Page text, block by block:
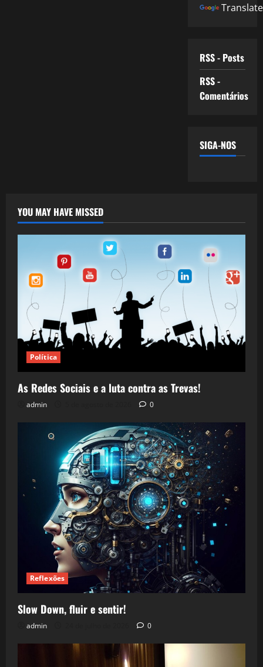
Translate
RSS - Posts
RSS -
Comentários
SIGA-NOS
YOU MAY HAVE MISSED
Política
As Redes Sociais e a luta contra as Trevas!
admin 0
Reflexões
Slow Down, fluir e sentir!
admin 0